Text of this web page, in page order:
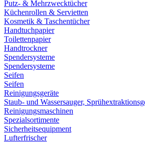
Putz- & Mehrzwecktücher
Küchenrollen & Servietten
Kosmetik & Taschentücher
Handtuchpapier
Toilettenpapier
Handtrockner
Spendersysteme
Spendersysteme
Seifen
Seifen
Reinigungsgeräte
Staub- und Wassersauger,
Reinigungsmaschinen
Spezialsortimente
Sicherheitsequipment
Lufterfrischer